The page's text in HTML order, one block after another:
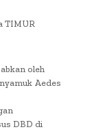
TIMUR
oleh
Aedes
DBD di